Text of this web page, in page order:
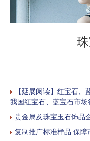
【延展阅读】红宝石
我国红宝石、蓝宝石市场
贵金属及珠宝玉石饰品
复制推广标准样品 保障